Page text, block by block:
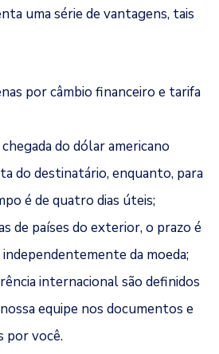
uma série de vantagens, tais
por câmbio financeiro e tarifa
do dólar americano
do destinatário, enquanto, para
é de quatro dias úteis;
de países do exterior, o prazo é
da moeda;
internacional são definidos
equipe nos documentos e
por você.